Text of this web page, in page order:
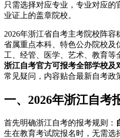
只需选择对应专业，专业对应
业证上的盖章院校。
2026年浙江省自考主考院校阵容
省属重点本科、特色公办院校及
工、经管、医学、艺术、教育等
浙江自考官方可报考全部学校及
常见疑问，内容贴合最新自考政
一、2026年浙江自考
首先明确浙江自考的报考规则：
生在教育考试院报名时，无需选